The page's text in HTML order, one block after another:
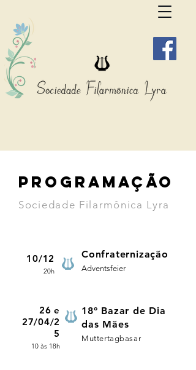
PROGRAMAÇÃO
Sociedade Filarmônica Lyra
10/12
20h
Confraternização
Adventsfeier
26 e
27/04/2
5
10 às 18h
18º Bazar de Dia
das Mães
Muttertagbasar